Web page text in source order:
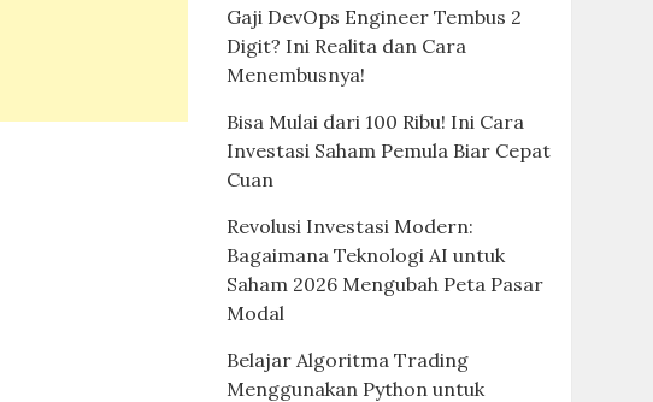
Gaji DevOps Engineer Tembus 2
Digit? Ini Realita dan Cara
Menembusnya!
Bisa Mulai dari 100 Ribu! Ini Cara
Investasi Saham Pemula Biar Cepat
Cuan
Revolusi Investasi Modern:
Bagaimana Teknologi AI untuk
Saham 2026 Mengubah Peta Pasar
Modal
Belajar Algoritma Trading
Menggunakan Python untuk